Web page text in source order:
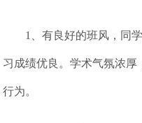
1、有良好的班风，同
习成绩优良。学术气氛浓
行为。